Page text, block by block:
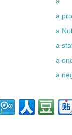
a
a
a
a
a